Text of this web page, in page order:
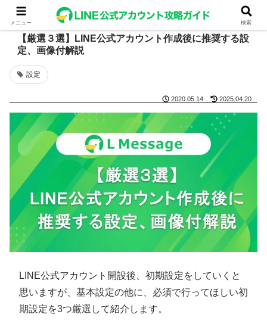
【厳選３選】LINE公式アカウント作成後に推奨する設
定、画像付解説
設定
2020.05.14 2025.04.20
LINE公式アカウント開設後、初期設定をしていくと
思いますが、基本設定の他に、必須で行ってほしい初
期設定を3つ厳選して紹介します。
メニュー 検索